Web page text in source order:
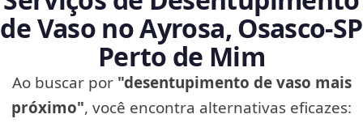
de Vaso no Ayrosa, Osasco‑SP
Perto de Mim
Ao buscar por "desentupimento de vaso mais
próximo", você encontra alternativas eficazes: